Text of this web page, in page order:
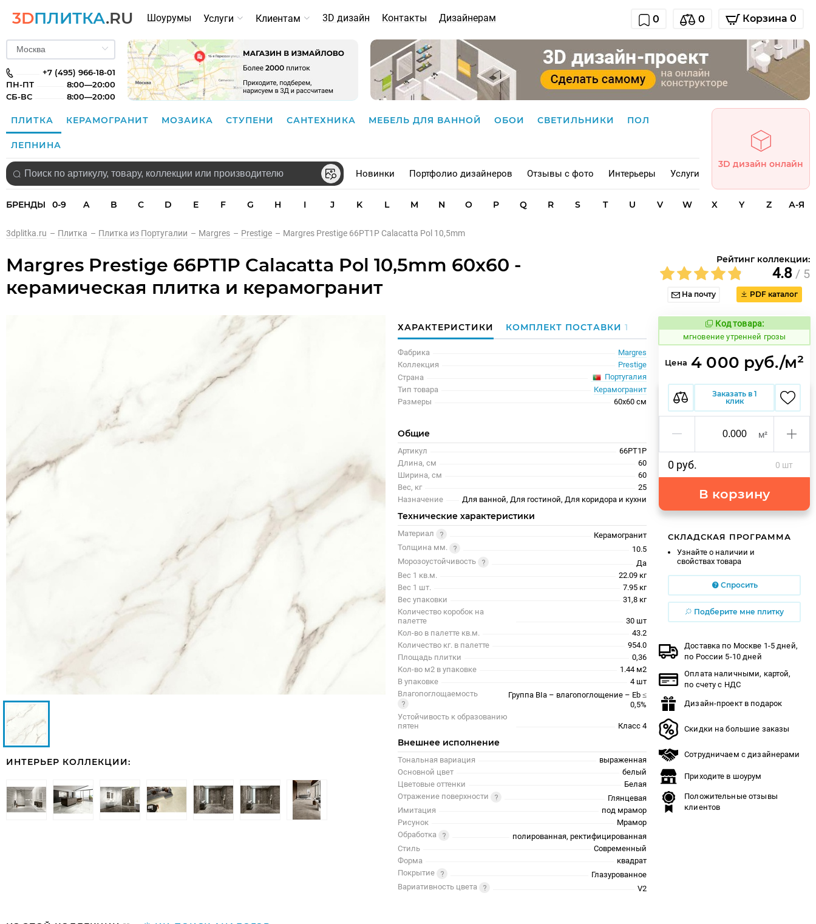
3DПЛИТКА.RU Шоурумы Услуги Клиентам 3D дизайн Контакты Дизайнерам 0 0 Корзина 0
+7 (495) 966-18-01
ПН-ПТ
8:00—20:00
СБ-ВС
8:00—20:00
ПЛИТКА КЕРАМОГРАНИТ МОЗАИКА СТУПЕНИ САНТЕХНИКА МЕБЕЛЬ ДЛЯ ВАННОЙ ОБОИ СВЕТИЛЬНИКИ ПОЛ
ЛЕПНИНА
Новинки Портфолио дизайнеров Отзывы с фото Интерьеры Услуги
3D дизайн онлайн
БРЕНДЫ 0-9 A B C D E F G H I J K L M N O P Q R S T U V W X Y Z А-Я
3dplitka.ru – Плитка – Плитка из Португалии – Margres – Prestige – Margres Prestige 66PT1P Calacatta Pol 10,5mm
Margres Prestige 66PT1P Calacatta Pol 10,5mm 60x60 -
керамическая плитка и керамогранит
Рейтинг коллекции:
4.8 / 5
На почту PDF каталог
ИНТЕРЬЕР КОЛЛЕКЦИИ:
ХАРАКТЕРИСТИКИ КОМПЛЕКТ ПОСТАВКИ1
Фабрика
Margres
Коллекция
Prestige
Страна
Португалия
Тип товара
Керамогранит
Размеры
60x60 см
Общие
Артикул
66PT1P
Длина, см
60
Ширина, см
60
Вес, кг
25
Назначение
Для ванной, Для гостиной, Для коридора и кухни
Технические характеристики
Материал
Керамогранит
Толщина мм.
10.5
Морозоустойчивость
Да
Вес 1 кв.м.
22.09 кг
Вес 1 шт.
7.95 кг
Вес упаковки
31,8 кг
Количество коробок на
палетте
30 шт
Кол-во в палетте кв.м.
43.2
Количество кг. в палетте
954.0
Площадь плитки
0,36
Кол-во м2 в упаковке
1.44 м2
В упаковке
4 шт
Влагопоглощаемость
Группа BIa – влагопоглощение – Eb ≤
0,5%
Устойчивость к образованию
пятен
Класс 4
Внешнее исполнение
Тональная вариация
выраженная
Основной цвет
белый
Цветовые оттенки
Белая
Отражение поверхности
Глянцевая
Имитация
под мрамор
Рисунок
Мрамор
Обработка
полированная, ректифицированная
Стиль
Современный
Форма
квадрат
Покрытие
Глазурованное
Вариативность цвета
V2
Код товара:
951144 Код товара:
мгновение утренней грозы
Цена 4 000 руб./м²
Заказать в 1
клик
м²
0 руб. 0 шт
В корзину
СКЛАДСКАЯ ПРОГРАММА
Узнайте о наличии и
свойствах товара
Спросить
Подберите мне плитку
Доставка по Москве 1-5 дней,
по России 5-10 дней
Оплата наличными, картой,
по счету с НДС
Дизайн-проект в подарок
Скидки на большие заказы
Сотрудничаем с дизайнерами
Приходите в шоурум
Положительные отзывы
клиентов